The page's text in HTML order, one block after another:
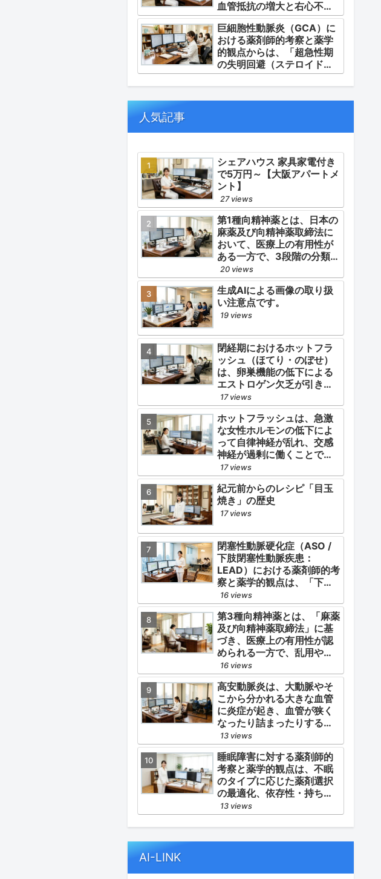
ます。
血管抵抗の増大と右心不全
を引き起こす指定難病（第4
群肺高血圧症）です。
巨細胞性動脈炎（GCA）に
おける薬剤師的考察と薬学
的観点からは、「超急性期
の失明回避（ステロイドパ
ルス等の迅速な管理）」
「再燃防止とステロイドの
最小化（トシリズマブやウ
ル」の3点が最も重要な薬学
的ケアの軸となります。
人気記事
シェアハウス 家具家電付き
で5万円～【大阪アパートメ
ント】
27 views
第1種向精神薬とは、日本の
麻薬及び向精神薬取締法に
おいて、医療上の有用性が
ある一方で、3段階の分類
（第1種〜第3種）の中で最
も医療用としての濫用の危
険性が高く、有害作用が強
いとされる医薬品です。
20 views
生成AIによる画像の取り扱
い注意点です。
19 views
閉経期におけるホットフラ
ッシュ（ほてり・のぼせ）
は、卵巣機能の低下による
エストロゲン欠乏が引き金
となります。
17 views
ホットフラッシュは、急激
な女性ホルモンの低下によ
って自律神経が乱れ、交感
神経が過剰に働くことで起
こります。
17 views
紀元前からのレシピ「目玉
焼き」の歴史
17 views
閉塞性動脈硬化症（ASO /
下肢閉塞性動脈疾患：
LEAD）における薬剤師的考
察と薬学的観点は、「下肢
症状（跛行・疼痛）の緩
和」と「全身性動脈硬化に
よる脳心血管イベント（脳
梗塞・心筋梗塞）の二次予
防」の2軸を同時に管理する
ことにあります。
16 views
第3種向精神薬とは、「麻薬
及び向精神薬取締法」に基
づき、医療上の有用性が認
められる一方で、乱用や依
存の危険性から厳重な管
理・規制が必要とされる薬
物のうち、第1種・第2種よ
りも比較的リスクが低いと
判断されて指定されている
医薬品の分類です。
16 views
高安動脈炎は、大動脈やそ
こから分かれる大きな血管
に炎症が起き、血管が狭く
なったり詰まったりする指
定難病です。
13 views
睡眠障害に対する薬剤師的
考察と薬学的観点は、不眠
のタイプに応じた薬剤選択
の最適化、依存性・持ち越
し効果などの副作用モニタ
リング、そして生活習慣
（睡眠衛生）の改善支援に
あります。
13 views
AI-LINK